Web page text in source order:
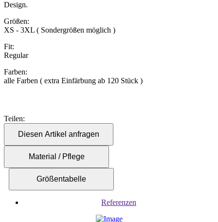
Design.
Größen:
XS - 3XL ( Sondergrößen möglich )
Fit:
Regular
Farben:
alle Farben ( extra Einfärbung ab 120 Stück )
Teilen:
Diesen Artikel anfragen
Material / Pflege
Größentabelle
Referenzen